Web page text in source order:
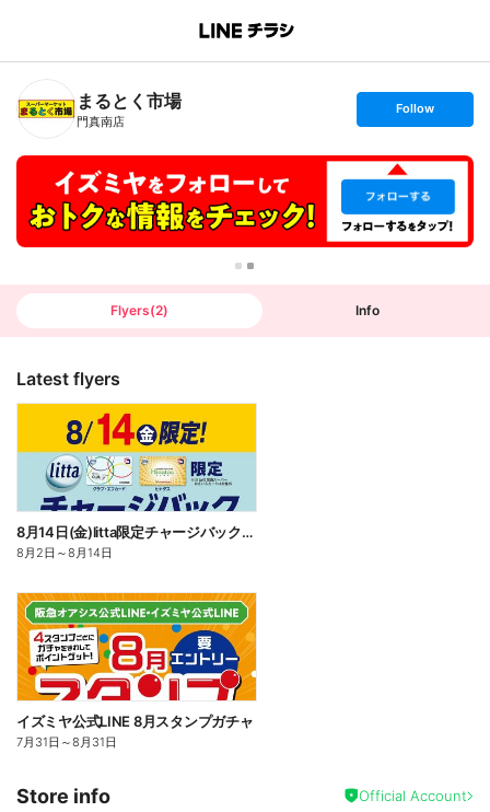
B
n
c
h
T
まるとく市場
門真南店
s
t
o
l
l
o
w
Follow
Flyers(2) Info
Latest flyers
8月14日(金)litta限定チャージバックキャンペーン!
8月2日 ～8月14日
イズミヤ公式LINE 8月スタンプガチャ
7月31日 ～8月31日
Store info Official Account